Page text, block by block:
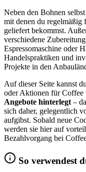
Neben den Bohnen
mit denen du regelmäßig
geliefert bekommst.
verschiedene
Espressomaschine oder
Handelspraktiken und
Projekte in den
Auf dieser Seite kannst
oder Aktionen für Coffee
Angebote hinterlegt –
sich daher, gelegentlich
aufgibst. Sobald neue
werden sie hier auf
Bezahlvorgang bei
So verwendest